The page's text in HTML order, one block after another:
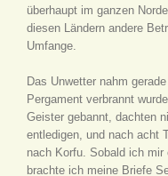
überhaupt im ganzen
diesen Ländern andere
Umfange.
Das Unwetter nahm
Pergament verbrannt
Geister gebannt, dachten
entledigen, und nach acht
nach Korfu. Sobald ich mir
brachte ich meine Briefe